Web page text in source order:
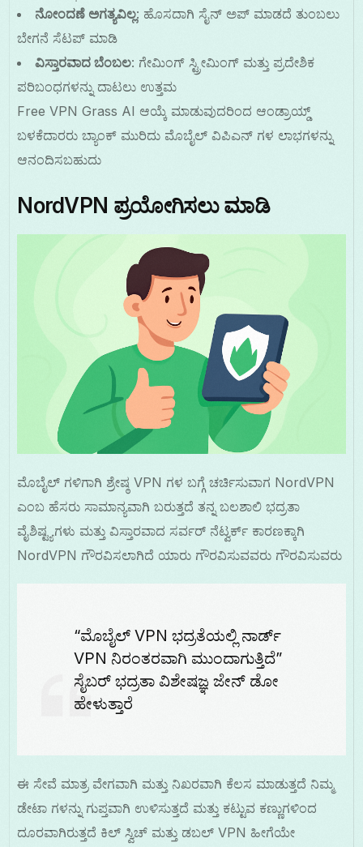
ನೋಂದಣೆ ಅಗತ್ಯವಿಲ್ಲ: ಹೊಸದಾಗಿ ಸೈನ್ ಅಪ್ ಮಾಡದೆ ತುಂಬಲು
ಬೇಗನೆ ಸೆಟಪ್ ಮಾಡಿ
ವಿಸ್ತಾರವಾದ ಬೆಂಬಲ: ಗೇಮಿಂಗ್ ಸ್ಟ್ರೀಮಿಂಗ್ ಮತ್ತು ಪ್ರದೇಶಿಕ
ಪರಿಬಂಧಗಳನ್ನು ದಾಟಲು ಉತ್ತಮ
Free VPN Grass AI ಆಯ್ಕೆ ಮಾಡುವುದರಿಂದ ಆಂಡ್ರಾಯ್ಡ್
ಬಳಕೆದಾರರು ಬ್ಯಾಂಕ್ ಮುರಿದು ಮೊಬೈಲ್ ವಿಪಿಎನ್ ಗಳ ಲಾಭಗಳನ್ನು
ಆನಂದಿಸಬಹುದು
NordVPN ಪ್ರಯೋಗಿಸಲು ಮಾಡಿ
ಮೊಬೈಲ್ ಗಳಿಗಾಗಿ ಶ್ರೇಷ್ಠ VPN ಗಳ ಬಗ್ಗೆ ಚರ್ಚಿಸುವಾಗ NordVPN
ಎಂಬ ಹೆಸರು ಸಾಮಾನ್ಯವಾಗಿ ಬರುತ್ತದೆ ತನ್ನ ಬಲಶಾಲಿ ಭದ್ರತಾ
ವೈಶಿಷ್ಟ್ಯಗಳು ಮತ್ತು ವಿಸ್ತಾರವಾದ ಸರ್ವರ್ ನೆಟ್ವರ್ಕ್ ಕಾರಣಕ್ಕಾಗಿ
NordVPN ಗೌರವಿಸಲಾಗಿದೆ ಯಾರು ಗೌರವಿಸುವವರು ಗೌರವಿಸುವರು
“ಮೊಬೈಲ್ VPN ಭದ್ರತೆಯಲ್ಲಿ ನಾರ್ಡ್
VPN ನಿರಂತರವಾಗಿ ಮುಂದಾಗುತ್ತಿದೆ”
ಸೈಬರ್ ಭದ್ರತಾ ವಿಶೇಷಜ್ಞ ಜೇನ್ ಡೋ
ಹೇಳುತ್ತಾರೆ
ಈ ಸೇವೆ ಮಾತ್ರ ವೇಗವಾಗಿ ಮತ್ತು ನಿಖರವಾಗಿ ಕೆಲಸ ಮಾಡುತ್ತದೆ ನಿಮ್ಮ
ಡೇಟಾ ಗಳನ್ನು ಗುಪ್ತವಾಗಿ ಉಳಿಸುತ್ತದೆ ಮತ್ತು ಕಟ್ಟುವ ಕಣ್ಣುಗಳಿಂದ
ದೂರವಾಗಿರುತ್ತದೆ ಕಿಲ್ ಸ್ವಿಚ್ ಮತ್ತು ಡಬಲ್ VPN ಹೀಗೆಯೇ